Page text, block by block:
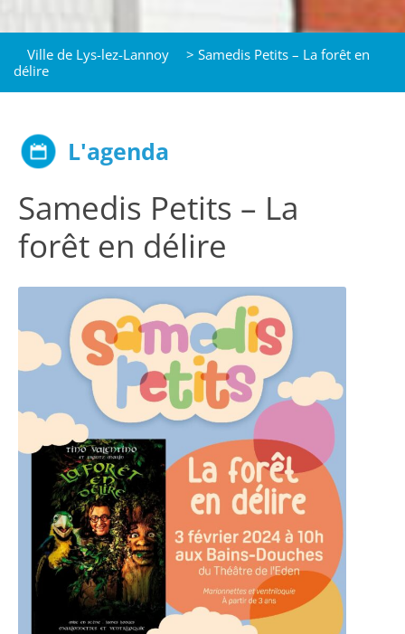
Ville de Lys-lez-Lannoy > Samedis Petits – La forêt en
délire
L'agenda
Samedis Petits – La
forêt en délire